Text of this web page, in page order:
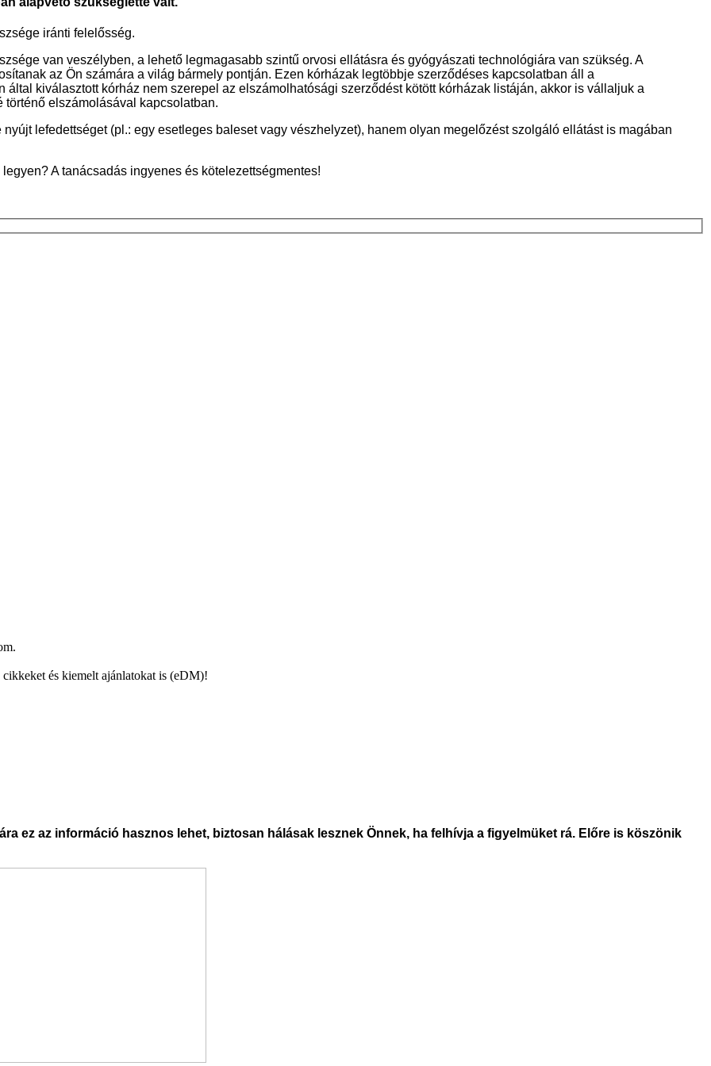
iránti felelősség.
van veszélyben, a lehető legmagasabb szintű orvosi ellátásra és gyógyászati technológiára van szükség. A
az Ön számára a világ bármely pontján. Ezen kórházak legtöbbje szerződéses kapcsolatban áll a
kiválasztott kórház nem szerepel az elszámolhatósági szerződést kötött kórházak listáján, akkor is vállaljuk a
elszámolásával kapcsolatban.
lefedettséget (pl.: egy esetleges baleset vagy vészhelyzet), hanem olyan megelőzést szolgáló ellátást is magában
A tanácsadás ingyenes és kötelezettségmentes!
és kiemelt ajánlatokat is (eDM)!
ez az információ hasznos lehet, biztosan hálásak lesznek Önnek, ha felhívja a figyelmüket rá. Előre is köszönik